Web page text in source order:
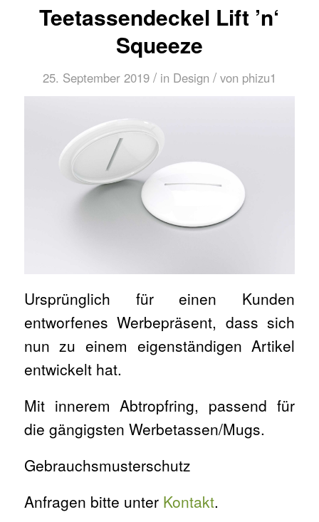
Teetassendeckel Lift ’n‘
Squeeze
25. September 2019 / in Design / von phizu1
Ursprünglich für einen Kunden
entworfenes Werbepräsent, dass sich
nun zu einem eigenständigen Artikel
entwickelt hat.
Mit innerem Abtropfring, passend für
die gängigsten Werbetassen/Mugs.
Gebrauchsmusterschutz
Anfragen bitte unter Kontakt.